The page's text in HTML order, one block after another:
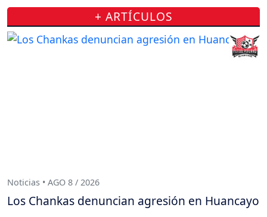
+ ARTÍCULOS
Noticias • AGO 8 / 2026
Los Chankas denuncian agresión en Huancayo